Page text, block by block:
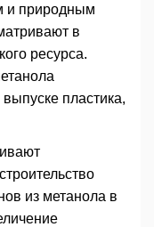
и природным
в
ресурса.
пластика,
из метанола в